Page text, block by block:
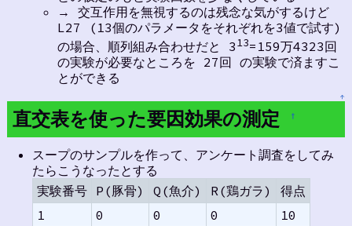
→ 交互作用を無視するのは残念な気がするけど
L27 (13個のパラメータをそれぞれを3値で試す)
の場合、順列組み合わせだと 313=159万4323回
の実験が必要なところを 27回 の実験で済ますこ
とができる
↑
直交表を使った要因効果の測定 †
スープのサンプルを作って、アンケート調査をしてみ
たらこうなったとする
実験番号
P(豚骨) Q(魚介) R(鶏ガラ)
得点
1
0 0 0
10